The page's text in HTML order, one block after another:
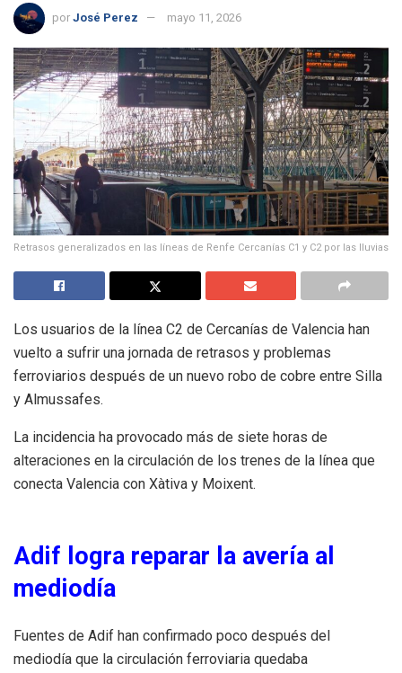
por José Perez mayo 11, 2026
Retrasos generalizados en las líneas de Renfe Cercanías C1 y C2 por las lluvias
Los usuarios de la línea C2 de Cercanías de Valencia han
vuelto a sufrir una jornada de retrasos y problemas
ferroviarios después de un nuevo robo de cobre entre Silla
y Almussafes.
La incidencia ha provocado más de siete horas de
alteraciones en la circulación de los trenes de la línea que
conecta Valencia con Xàtiva y Moixent.
Adif logra reparar la avería al
mediodía
Fuentes de Adif han confirmado poco después del
mediodía que la circulación ferroviaria quedaba